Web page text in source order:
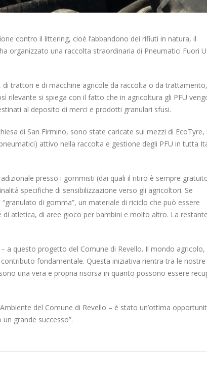
contro il littering, cioè l’abbandono dei rifiuti in natura, il
organizzato una raccolta straordinaria di Pneumatici Fuori
trattori e di macchine agricole da raccolta o da
rilevante si spiega con il fatto che in agricoltura gli PFU
al deposito di merci e prodotti granulari sfusi.
di San Firmino, sono state caricate sui mezzi di EcoTyre,
attivo nella raccolta e gestione degli PFU in tutta
presso i gommisti (dai quali il ritiro è sempre
specifiche di sensibilizzazione verso gli agricoltori. Se
di gomma”, un materiale di riciclo che può essere
atletica, di aree gioco per bambini e molto altro. La restante
a questo progetto del Comune di Revello. Il mondo agricolo,
fondamentale. Questa iniziativa rientra tra le nostre
una vera e propria risorsa in quanto possono essere
del Comune di Revello – è stato un’ottima
grande successo”.